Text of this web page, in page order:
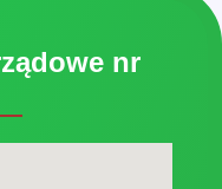
nr